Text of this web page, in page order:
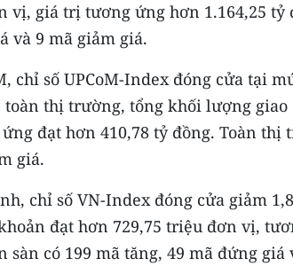
vị, giá trị tương ứng hơn 1.164,25 tỷ
và 9 mã giảm giá.
chỉ số UPCoM-Index đóng cửa tại
toàn thị trường, tổng khối lượng
đạt hơn 410,78 tỷ đồng. Toàn thị
giá.
chỉ số VN-Index đóng cửa giảm
đạt hơn 729,75 triệu đơn vị,
sàn có 199 mã tăng, 49 mã đứng